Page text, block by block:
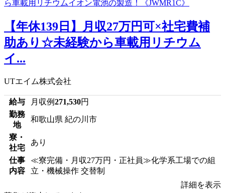
【年休139日】月収27万円可×社宅費補
助あり☆未経験から車載用リチウム
イ...
UTエイム株式会社
給与 月収例271,530円
勤務
地
和歌山県 紀の川市
寮・
社宅
あり
仕事
内容
≪寮完備・月収27万円・正社員≫化学系工場での組
立・機械操作 交替制
詳細を表示